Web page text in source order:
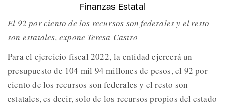
Finanzas Estatal
El 92 por ciento de los recursos son federales y el resto
son estatales, expone Teresa Castro
Para el ejercicio fiscal 2022, la entidad ejercerá un
presupuesto de 104 mil 94 millones de pesos, el 92 por
ciento de los recursos son federales y el resto son
estatales, es decir, solo de los recursos propios del estado